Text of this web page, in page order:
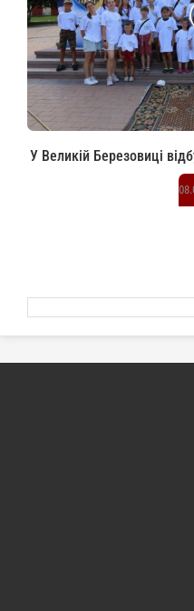
У Великій Березовиці